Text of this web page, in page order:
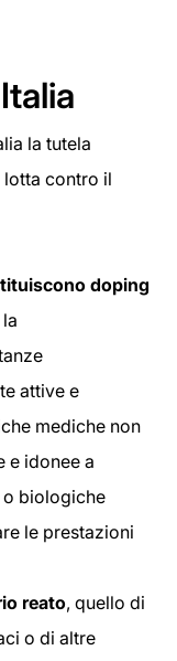
la tutela
lotta contro il
doping
attive e
mediche non
e idonee a
biologiche
le prestazioni
reato, quello di
o di altre